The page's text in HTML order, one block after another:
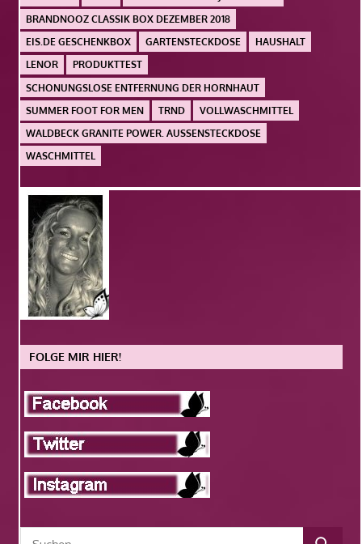
BRANDNOOZ CLASSIK BOX DEZEMBER 2018
EIS.DE GESCHENKBOX
GARTENSTECKDOSE
HAUSHALT
LENOR
PRODUKTTEST
SCHONUNGSLOSE ENTFERNUNG DER HORNHAUT
SUMMER FOOT FOR MEN
TRND
VOLLWASCHMITTEL
WALDBECK GRANITE POWER. AUSSENSTECKDOSE
WASCHMITTEL
FOLGE MIR HIER!